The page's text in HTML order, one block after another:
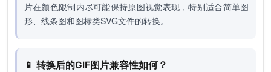
片在颜色限制内尽可能保持原图视觉表现，特别适合简单图
形、线条图和图标类SVG文件的转换。
📱 转换后的GIF图片兼容性如何？